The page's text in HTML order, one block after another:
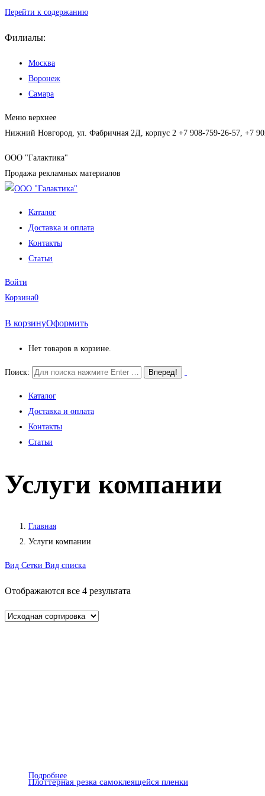
Перейти к содержанию
Филиалы:
Москва
Воронеж
Самара
Меню верхнее
Нижний Новгород, ул. Фабричная 2Д, корпус 2 +7 908-759-26-57, +7
ООО "Галактика"
Продажа рекламных материалов
Каталог
Доставка и оплата
Контакты
Статьи
Войти
Корзина0
В корзинуОформить
Нет товаров в корзине.
Поиск:
Каталог
Доставка и оплата
Контакты
Статьи
Услуги компании
Главная
Услуги компании
Вид Сетки Вид списка
Отображаются все 4 результата
Подробнее
Плоттерная резка самоклеящейся пленки